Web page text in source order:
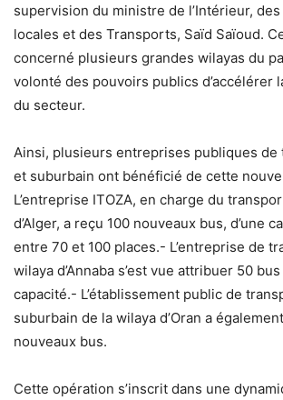
supervision du ministre de l’Intérieur,
locales et des Transports, Saïd Saïoud.
concerné plusieurs grandes wilayas du
volonté des pouvoirs publics d’accélérer
du secteur.
Ainsi, plusieurs entreprises publiques de
et suburbain ont bénéficié de cette
L’entreprise ITOZA, en charge du
d’Alger, a reçu 100 nouveaux bus, d’une
entre 70 et 100 places.- L’entreprise de
wilaya d’Annaba s’est vue attribuer 50
capacité.- L’établissement public de
suburbain de la wilaya d’Oran a
nouveaux bus.
Cette opération s’inscrit dans une